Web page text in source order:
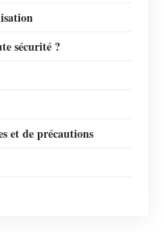
sécurité ?
et de précautions